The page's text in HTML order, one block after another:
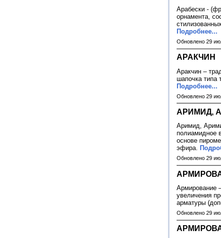
Арабески -
орнамента,
Подробнее...
Обновлено 29
АРАКЧИН
Аракчин –
шапочка типа
Подробнее...
Обновлено 29
АРИМИД,
Аримид,
полиамидное
основе
эфира.
Обновлено 29
Армирование
увеличения
арматуры
Обновлено 29